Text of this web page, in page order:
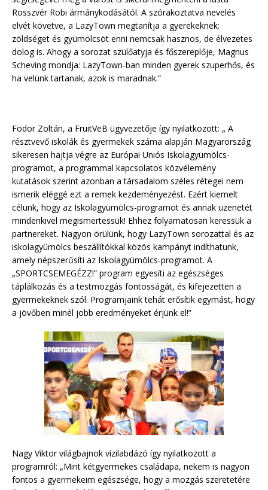
Rosszvér Robi ármánykodásától. A szórakoztatva nevelés
elvét követve, a LazyTown megtanítja a gyerekeknek:
zöldséget és gyümölcsöt enni nemcsak hasznos, de élvezetes
dolog is. Ahogy a sorozat szülőatyja és főszereplője, Magnus
Scheving mondja: LazyTown-ban minden gyerek szuperhős, és
ha velünk tartanak, azok is maradnak.”
Fodor Zoltán, a FruitVeB ügyvezetője így nyilatkozott: „ A
résztvevő iskolák és gyermekek száma alapján Magyarország
sikeresen hajtja végre az Európai Uniós Iskolagyümölcs-
programot, a programmal kapcsolatos közvélemény
kutatások szerint azonban a társadalom széles rétegei nem
ismerik eléggé ezt a remek kezdeményezést. Ezért kiemelt
célunk, hogy az Iskolagyümölcs-programot és annak üzenetét
mindenkivel megismertessük! Ehhez folyamatosan keressük a
partnereket. Nagyon örülünk, hogy LazyTown sorozattal és az
iskolagyümölcs beszállítókkal közös kampányt indíthatunk,
amely népszerűsíti az Iskolagyümölcs-programot. A
„SPORTCSEMEGÉZZ!” program egyesíti az egészséges
táplálkozás és a testmozgás fontosságát, és kifejezetten a
gyermekeknek szól. Programjaink tehát erősítik egymást, hogy
a jövőben minél jobb eredményeket érjünk el!”
Nagy Viktor világbajnok vízilabdázó így nyilatkozott a
programról: „Mint kétgyermekes családapa, nekem is nagyon
fontos a gyermekeim egészsége, hogy a mozgás szeretetére